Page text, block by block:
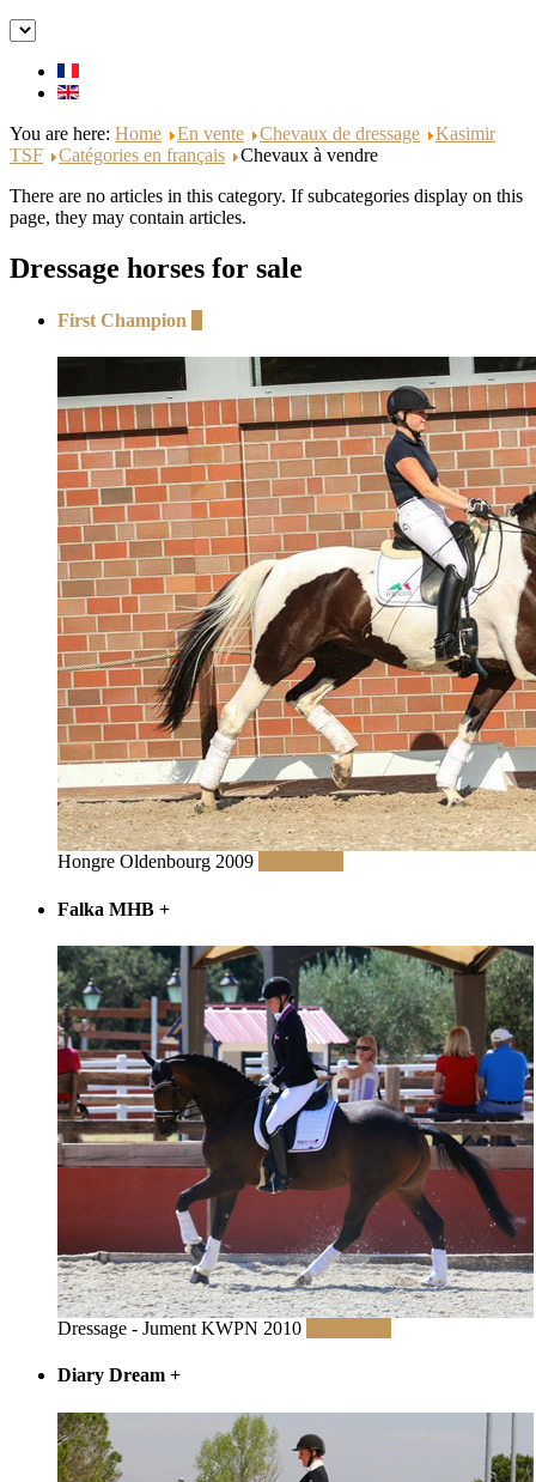
You are here: Home En vente Chevaux de dressage
Kasimir
TSF
Catégories en français
Chevaux à vendre
There are no articles in this category. If subcategories display on this
page, they may contain articles.
Dressage horses for sale
First Champion
Hongre Oldenbourg 2009
Falka MHB +
Dressage - Jument KWPN 2010
Diary Dream +